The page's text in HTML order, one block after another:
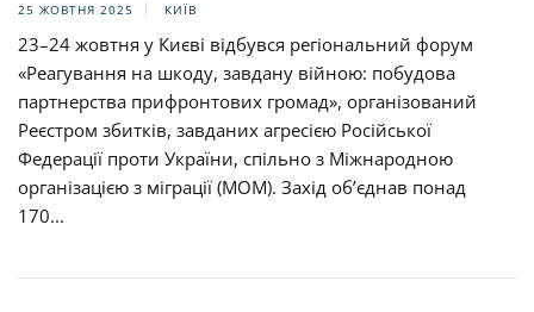
25 ЖОВТНЯ 2025 КИЇВ
23–24 жовтня у Києві відбувся регіональний форум
«Реагування на шкоду, завдану війною: побудова
партнерства прифронтових громад», організований
Реєстром збитків, завданих агресією Російської
Федерації проти України, спільно з Міжнародною
організацією з міграції (МОМ). Захід об’єднав понад
170...